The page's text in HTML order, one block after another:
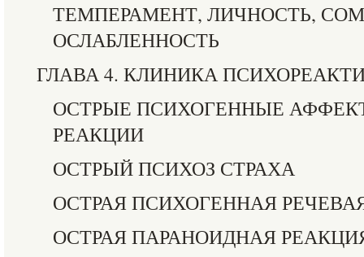
ТЕМПЕРАМЕНТ, ЛИЧНОСТЬ,
ОСЛАБЛЕННОСТЬ
ГЛАВА 4. КЛИНИКА
ОСТРЫЕ ПСИХОГЕННЫЕ
РЕАКЦИИ
ОСТРЫЙ ПСИХОЗ СТРАХА
ОСТРАЯ ПСИХОГЕННАЯ
ОСТРАЯ ПАРАНОИДНАЯ